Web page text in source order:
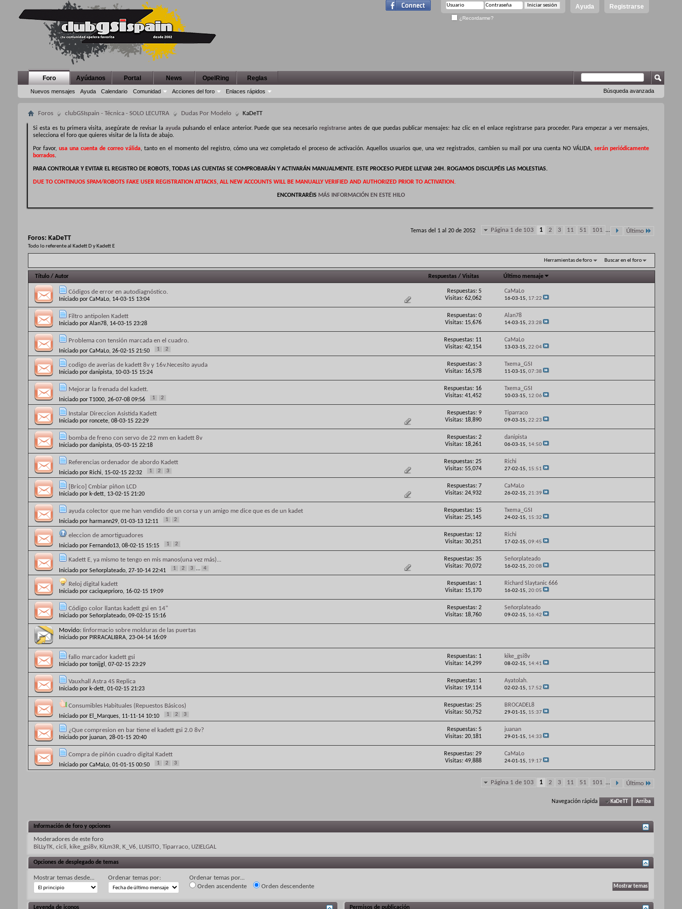
Registrarse
Ayuda
¿Recordarme?
Foro
Nuevos mensajes Ayuda Calendario Comunidad Acciones del foro Enlaces rápidos
Ayúdanos Portal News OpelRing Reglas
Búsqueda avanzada
Foros clubGSIspain - Técnica - SOLO LECUTRA Dudas Por Modelo KaDeTT
Si esta es tu primera visita, asegúrate de revisar la ayudapulsando el enlace anterior. Puede que sea necesarioregistrarse antes de que puedas publicar mensajes: haz clic en el enlace registrarse para proceder. Para empezar a ver mensajes,
selecciona el foro que quieres visitar de la lista de abajo.
Por favor,usa una cuenta de correo válida, tanto en el momento del registro, cómo una vez completado el proceso de activación. Aquellos usuarios que, una vez registrados, cambien su mail por una cuenta NO VÁLIDA, serán periódicamente
borrados.
PARA CONTROLAR Y EVITAR EL REGISTRO DE ROBOTS, TODAS LAS CUENTAS SE COMPROBARÁN Y ACTIVARÁN MANUALMENTE. ESTE PROCESO PUEDE LLEVAR 24H. ROGAMOS DISCULPÉIS LAS MOLESTIAS.
DUE TO CONTINUOS SPAM/ROBOTS FAKE USER REGISTRATION ATTACKS, ALL NEW ACCOUNTS WILL BE MANUALLY VERIFIED AND AUTHORIZED PRIOR TO ACTIVATION.
ENCONTRARÉIS MÁS INFORMACIÓN EN ESTE HILO
Página 1 de 103 1 2 3 11 51 101 ... Último
Temas del 1 al 20 de 2052
Foros: KaDeTT
Todo lo referente al Kadett D y Kadett E
Herramientas de foro Buscar en el foro
Título / Autor Respuestas /Visitas Último mensaje
Códigos de error en autodiagnóstico.
Iniciado por CaMaLo, 14-03-15 13:04
Respuestas: 5
Visitas: 62,062
CaMaLo
16-03-15, 17:22
Filtro antipolen Kadett
Iniciado por Alan78, 14-03-15 23:28
Respuestas: 0
Visitas: 15,676
Alan78
14-03-15, 23:28
Problema con tensión marcada en el cuadro.
Iniciado por CaMaLo, 26-02-15 21:50 1 2
Respuestas: 11
Visitas: 42,154
CaMaLo
13-03-15, 22:04
codigo de averias de kadett 8v y 16v.Necesito ayuda
Iniciado por danipista, 10-03-15 15:24
Respuestas: 3
Visitas: 16,578
Txema_GSI
11-03-15, 07:38
Mejorar la frenada del kadett.
Iniciado por T1000, 26-07-08 09:56 1 2
Respuestas: 16
Visitas: 41,452
Txema_GSI
10-03-15, 12:06
Instalar Direccion Asistida Kadett
Iniciado por roncete, 08-03-15 22:29
Respuestas: 9
Visitas: 18,890
Tiparraco
09-03-15, 22:23
bomba de freno con servo de 22 mm en kadett 8v
Iniciado por danipista, 05-03-15 22:18
Respuestas: 2
Visitas: 18,261
danipista
06-03-15, 14:50
Referencias ordenador de abordo Kadett
Iniciado por Richi, 15-02-15 22:32 1 2 3
Respuestas: 25
Visitas: 55,074
Richi
27-02-15, 15:51
[Brico] Cmbiar piñon LCD
Iniciado por k-dett, 13-02-15 21:20
Respuestas: 7
Visitas: 24,932
CaMaLo
26-02-15, 21:39
ayuda colector que me han vendido de un corsa y un amigo me dice que es de un kadet
Iniciado por harmann29, 01-03-13 12:11 1 2
Respuestas: 15
Visitas: 25,145
Txema_GSI
24-02-15, 15:32
eleccion de amortiguadores
Iniciado por Fernando13, 08-02-15 15:15 1 2
Respuestas: 12
Visitas: 30,251
Richi
17-02-15, 09:45
Kadett E, ya mismo te tengo en mis manos(una vez más)...
Iniciado por Señorplateado, 27-10-14 22:41 1 2 3 ... 4
Respuestas: 35
Visitas: 70,072
Señorplateado
16-02-15, 20:08
Reloj digital kadett
Iniciado por caciqueprioro, 16-02-15 19:09
Respuestas: 1
Visitas: 15,170
Richard Slaytanic 666
16-02-15, 20:05
Código color llantas kadett gsi en 14"
Iniciado por Señorplateado, 09-02-15 15:16
Respuestas: 2
Visitas: 18,760
Señorplateado
09-02-15, 16:42
Movido: Iinformacio sobre molduras de las puertas
Iniciado por PIRRACALIBRA, 23-04-14 16:09
fallo marcador kadett gsi
Iniciado por tonijgl , 07-02-15 23:29
Respuestas: 1
Visitas: 14,299
kike_gsi8v
08-02-15, 14:41
Vauxhall Astra 4S Replica
Iniciado por k-dett, 01-02-15 21:23
Respuestas: 1
Visitas: 19,114
Ayatolah.
02-02-15, 17:52
Consumibles Habituales (Repuestos Básicos)
Iniciado por El_Marques, 11-11-14 10:10 1 2 3
Respuestas: 25
Visitas: 50,752
BROCADEL8
29-01-15, 15:37
¿Que compresion en bar tiene el kadett gsi 2.0 8v?
Iniciado por juanan, 28-01-15 20:40
Respuestas: 5
Visitas: 20,181
juanan
29-01-15, 14:33
Compra de piñón cuadro digital Kadett
Iniciado por CaMaLo, 01-01-15 00:50 1 2 3
Respuestas: 29
Visitas: 49,888
CaMaLo
24-01-15, 19:17
Página 1 de 103 1 2 3 11 51 101 ... Último
Navegación rápida KaDeTT Arriba
Información de foro y opciones
Moderadores de este foro
BiLLyTK, cicli, kike_gsi8v, KiLm3R, K_V6, LUISITO, Tiparraco, UZIELGAL
Opciones de desplegado de temas
Mostrar temas desde... Ordenar temas por:
Ordenar temas por...
Orden ascendente
Orden descendente
Leyenda de iconos Permisos de publicación